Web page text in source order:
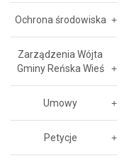
Ochrona środowiska
Zarządzenia Wójta
Gminy Reńska Wieś
Umowy
Petycje